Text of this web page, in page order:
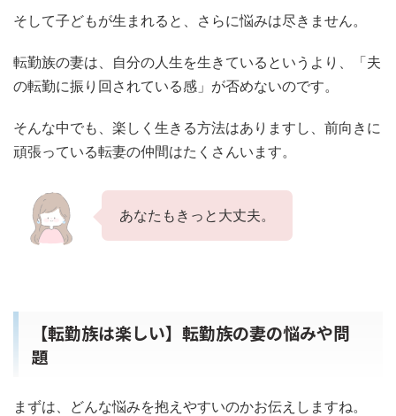
そして子どもが生まれると、さらに悩みは尽きません。
転勤族の妻は、自分の人生を生きているというより、「夫
の転勤に振り回されている感」が否めないのです。
そんな中でも、楽しく生きる方法はありますし、前向きに
頑張っている転妻の仲間はたくさんいます。
あなたもきっと大丈夫。
【転勤族は楽しい】転勤族の妻の悩みや問
題
まずは、どんな悩みを抱えやすいのかお伝えしますね。